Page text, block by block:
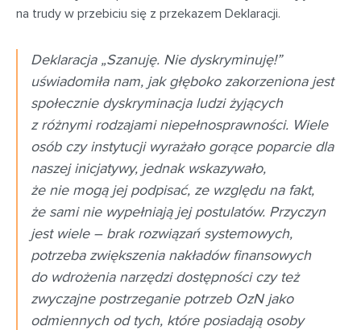
na trudy w przebiciu się z przekazem Deklaracji.
Deklaracja „Szanuję. Nie dyskryminuję!”
uświadomiła nam, jak głęboko zakorzeniona jest
społecznie dyskryminacja ludzi żyjących
z różnymi rodzajami niepełnosprawności. Wiele
osób czy instytucji wyrażało gorące poparcie dla
naszej inicjatywy, jednak wskazywało,
że nie mogą jej podpisać, ze względu na fakt,
że sami nie wypełniają jej postulatów. Przyczyn
jest wiele – brak rozwiązań systemowych,
potrzeba zwiększenia nakładów finansowych
do wdrożenia narzędzi dostępności czy też
zwyczajne postrzeganie potrzeb OzN jako
odmiennych od tych, które posiadają osoby